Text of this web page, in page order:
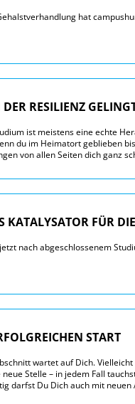
hat
RESILIENZ
ist meistens eine echte
du im Heimatort geblieben
von allen Seiten dich ganz
KATALYSATOR FÜR
nach abgeschlossenem
START
wartet auf Dich.
Stelle – in jedem Fall
darfst Du Dich auch mit